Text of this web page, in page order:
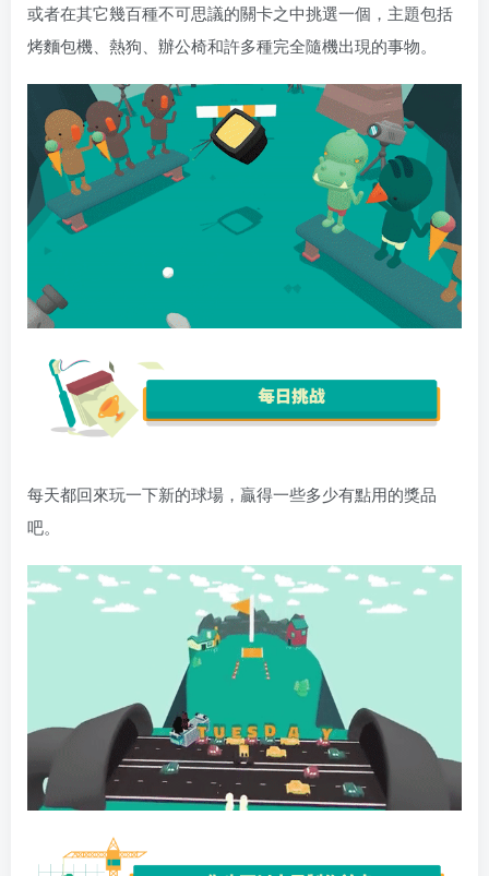
或者在其它幾百種不可思議的關卡之中挑選一個，主題包括
烤麵包機、熱狗、辦公椅和許多種完全隨機出現的事物。
每天都回來玩一下新的球場，贏得一些多少有點用的獎品
吧。